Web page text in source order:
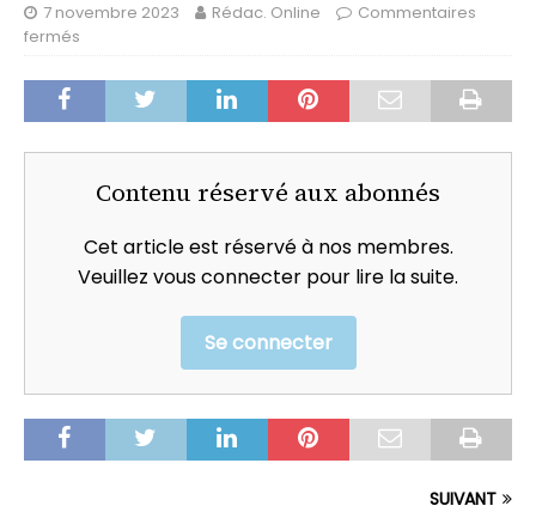
7 novembre 2023 Rédac. Online
Commentaires
fermés
Contenu réservé aux abonnés
Cet article est réservé à nos membres.
Veuillez vous connecter pour lire la suite.
Se connecter
SUIVANT